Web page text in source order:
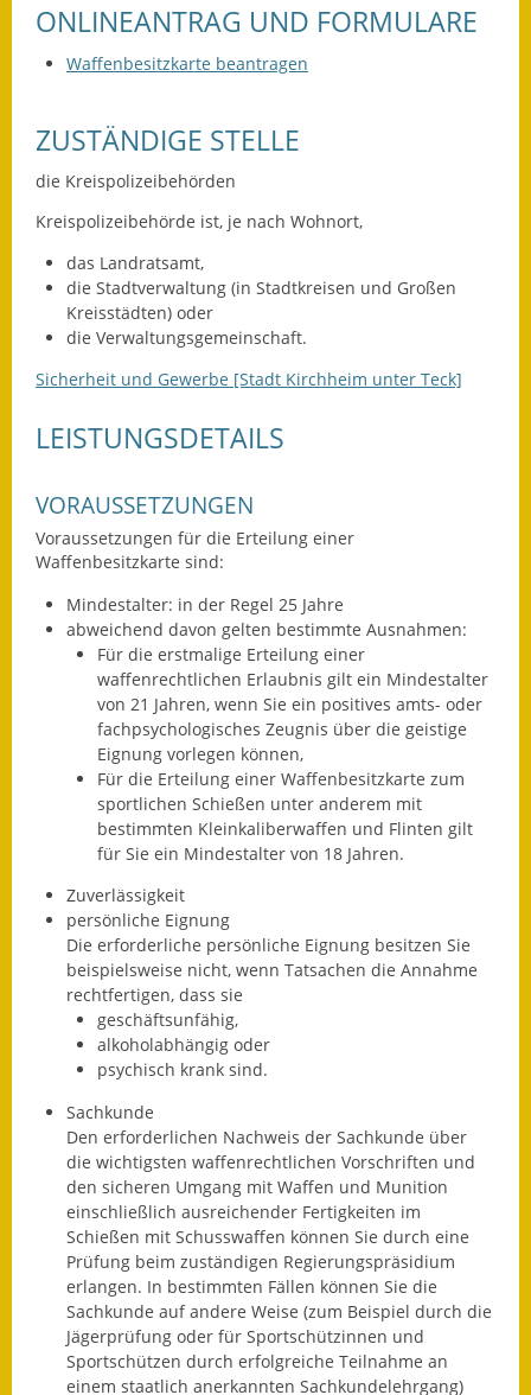
Sitzungsberichte 2019
Haushalt & Finanzen
Abwassergebühr
Haushaltspläne
Wasserversorgung
Heiraten in Notzingen
Mitarbeiter
Notruftafel
Ortsrecht
Was erledige ich wo?
Leben
Bauen und Wohnen
Bauwasser/Wasser/Abwasser
Bebauungspläne
Bodenrichtwerte
Flächennutzungsplan
Gerätehütten
ONLINEANTRAG UND FORMULARE
Waffenbesitzkarte beantragen
ZUSTÄNDIGE STELLE
die Kreispolizeibehörden
Kreispolizeibehörde ist, je nach Wohnort,
das Landratsamt,
die Stadtverwaltung (in Stadtkreisen und Großen
Kreisstädten) oder
die Verwaltungsgemeinschaft.
Sicherheit und Gewerbe [Stadt Kirchheim unter Teck]
LEISTUNGSDETAILS
VORAUSSETZUNGEN
Voraussetzungen für die Erteilung einer
Waffenbesitzkarte sind:
Mindestalter: in der Regel 25 Jahre
abweichend davon gelten bestimmte Ausnahmen:
Für die erstmalige Erteilung einer
waffenrechtlichen Erlaubnis gilt ein Mindestalter
von 21 Jahren, wenn Sie ein positives amts- oder
fachpsychologisches Zeugnis über die geistige
Eignung vorlegen können,
Für die Erteilung einer Waffenbesitzkarte zum
sportlichen Schießen unter anderem mit
bestimmten Kleinkaliberwaffen und Flinten gilt
für Sie ein Mindestalter von 18 Jahren.
Zuverlässigkeit
persönliche Eignung
Die erforderliche persönliche Eignung besitzen Sie
beispielsweise nicht, wenn Tatsachen die Annahme
rechtfertigen, dass sie
geschäftsunfähig,
alkoholabhängig oder
psychisch krank sind.
Sachkunde
Den erforderlichen Nachweis der Sachkunde über
die wichtigsten waffenrechtlichen Vorschriften und
den sicheren Umgang mit Waffen und Munition
einschließlich ausreichender Fertigkeiten im
Schießen mit Schusswaffen können Sie durch eine
Prüfung beim zuständigen Regierungspräsidium
erlangen. In bestimmten Fällen können Sie die
Sachkunde auf andere Weise (zum Beispiel durch die
Jägerprüfung oder für Sportschützinnen und
Sportschützen durch erfolgreiche Teilnahme an
einem staatlich anerkannten Sachkundelehrgang)